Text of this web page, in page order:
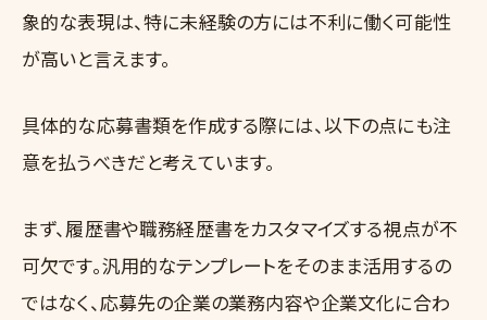
象的な表現は、特に未経験の方には不利に働く可能性
が高いと言えます。
具体的な応募書類を作成する際には、以下の点にも注
意を払うべきだと考えています。
まず、履歴書や職務経歴書をカスタマイズする視点が不
可欠です。汎用的なテンプレートをそのまま活用するの
ではなく、応募先の企業の業務内容や企業文化に合わ